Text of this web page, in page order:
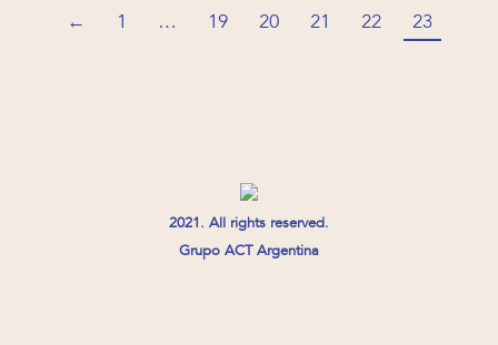
← 1 … 19 20 21 22 23
2021. All rights reserved.
Grupo ACT Argentina